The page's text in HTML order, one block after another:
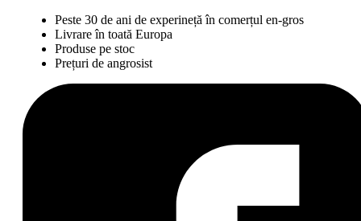
Peste 30 de ani de experineță în comerțul en-gros
Livrare în toată Europa
Produse pe stoc
Prețuri de angrosist